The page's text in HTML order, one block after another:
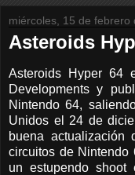
miércoles, 15 de febrero
Asteroids
Asteroids Hyper 64
Developments y
Nintendo 64,
Unidos el 24 de
buena
circuitos de Nintendo
un estupendo shoot